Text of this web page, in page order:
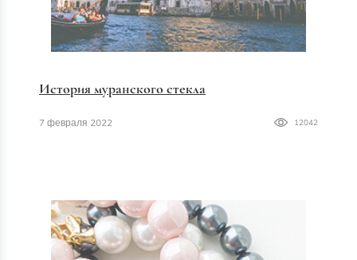
История муранского стекла
7 февраля 2022 12042